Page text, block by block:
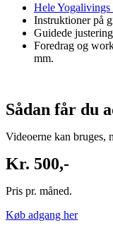
Hele
Instruktioner på
Guidede
Foredrag og
mm.
Sådan får du
Videoerne kan bruges,
Kr. 500,-
Pris pr. måned.
Køb adgang her